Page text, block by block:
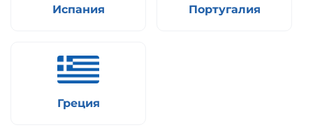
Испания Португалия
Греция